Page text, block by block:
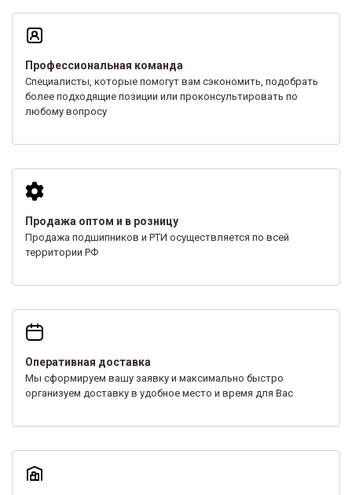
Профессиональная команда
Специалисты, которые помогут вам сэкономить, подобрать
более подходящие позиции или проконсультировать по
любому вопросу
Продажа оптом и в розницу
Продажа подшипников и РТИ осуществляется по всей
территории РФ
Оперативная доставка
Мы сформируем вашу заявку и максимально быстро
организуем доставку в удобное место и время для Вас